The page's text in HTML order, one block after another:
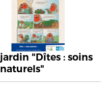
jardin "Dîtes : soins
naturels"